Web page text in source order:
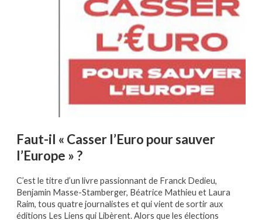
Faut-il « Casser l’Euro pour sauver
l’Europe » ?
C’est le titre d’un livre passionnant de Franck Dedieu,
Benjamin Masse-Stamberger, Béatrice Mathieu et Laura
Raim, tous quatre journalistes et qui vient de sortir aux
éditions Les Liens qui Libèrent. Alors que les élections